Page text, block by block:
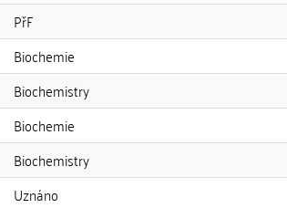
PřF
Biochemie
Biochemistry
Biochemie
Biochemistry
Uznáno